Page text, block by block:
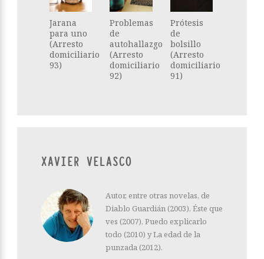
Jarana
para uno
(Arresto
domiciliario
93)
Problemas
de
autohallazgo
(Arresto
domiciliario
92)
Prótesis
de
bolsillo
(Arresto
domiciliario
91)
XAVIER VELASCO
Autor, entre otras novelas, de
Diablo Guardián (2003), Éste que
ves (2007), Puedo explicarlo
todo (2010) y La edad de la
punzada (2012).